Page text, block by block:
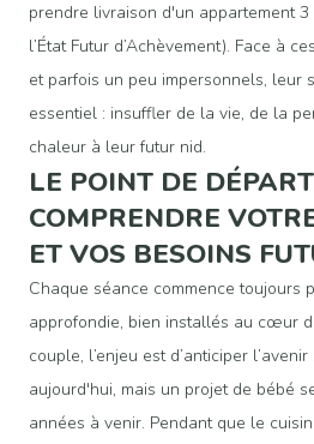
prendre livraison d'un appartement 3
l’État Futur d’Achèvement). Face à
et parfois un peu impersonnels, leur
essentiel : insuffler de la vie, de la
chaleur à leur futur nid.
LE POINT DE
COMPRENDRE
ET VOS BESOINS
Chaque séance commence toujours
approfondie, bien installés au cœur
couple, l’enjeu est d’anticiper
aujourd'hui, mais un projet de bébé
années à venir. Pendant que le